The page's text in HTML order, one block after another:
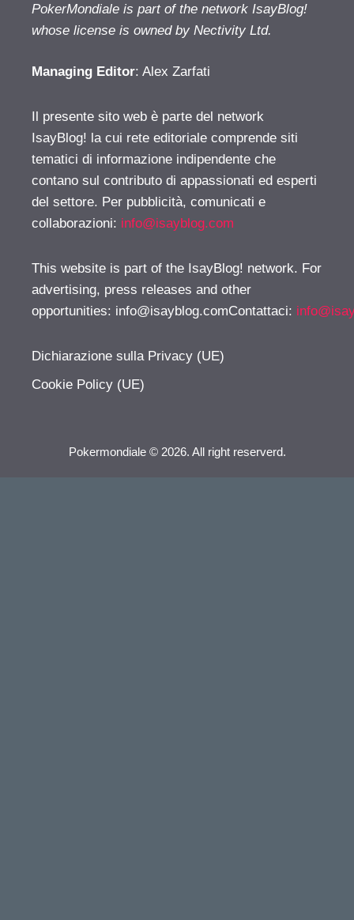
PokerMondiale is part of the network IsayBlog!
whose license is owned by Nectivity Ltd.
Managing Editor: Alex Zarfati
Il presente sito web è parte del network
IsayBlog! la cui rete editoriale comprende siti
tematici di informazione indipendente che
contano sul contributo di appassionati ed esperti
del settore. Per pubblicità, comunicati e
collaborazioni: info@isayblog.com
This website is part of the IsayBlog! network. For
advertising, press releases and other
opportunities: info@isayblog.comContattaci:
Dichiarazione sulla Privacy (UE)
Cookie Policy (UE)
Pokermondiale © 2026. All right reserverd.